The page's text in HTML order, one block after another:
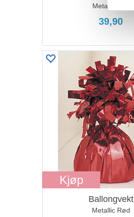
Metallic Gull
39,90
Kjøp
Ballongvekt
Metallic Rød